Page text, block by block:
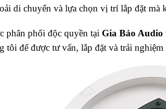
di chuyển và lựa chọn vị trí lắp đặt mà
phân phối độc quyền tại Gia Bảo Audio
tôi để được tư vấn, lắp đặt và trải